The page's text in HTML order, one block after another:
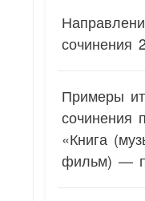
сочинения
Примеры
сочинения
«Книга
фильм) —